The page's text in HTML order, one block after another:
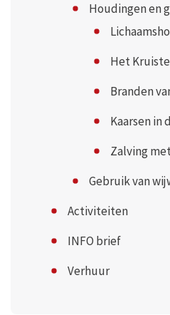
Houdingen en
Het
Branden
Kaarsen in
Zalving
Gebruik van
Activiteiten
INFO brief
Verhuur